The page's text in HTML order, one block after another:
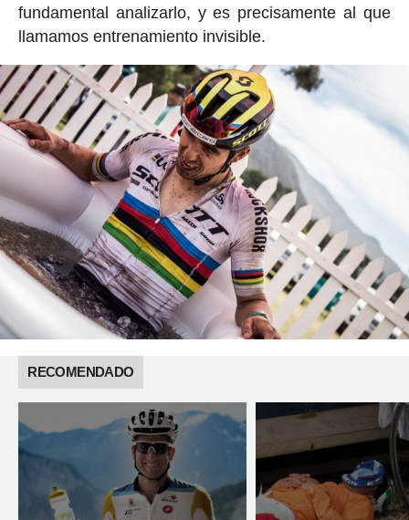
fundamental analizarlo, y es precisamente al que
llamamos entrenamiento invisible.
RECOMENDADO